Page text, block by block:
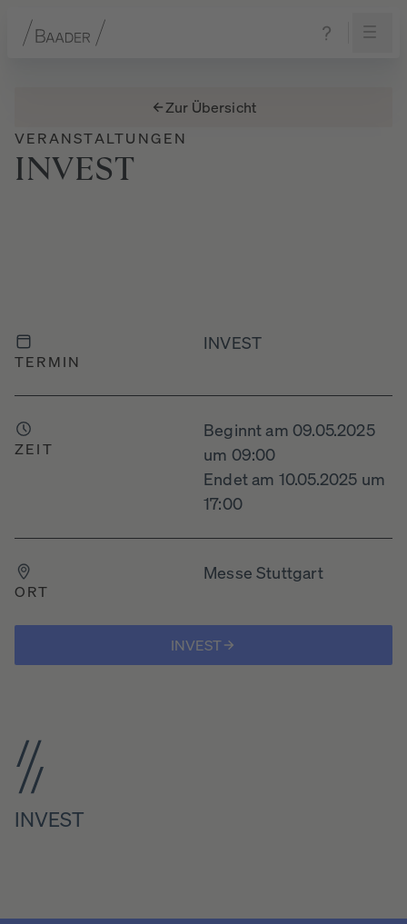
Zur Übersicht
VERANSTALTUNGEN
INVEST
TERMIN
INVEST
ZEIT
Beginnt am 09.05.2025
um 09:00
Endet am 10.05.2025 um
17:00
ORT
Messe Stuttgart
INVEST
INVEST